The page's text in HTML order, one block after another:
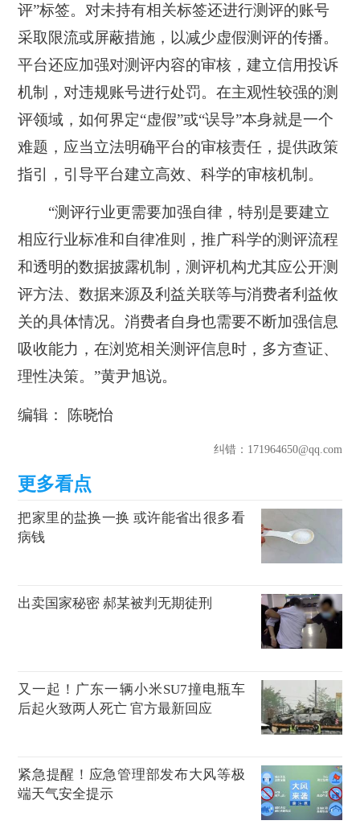
评”标签。对未持有相关标签还进行测评的账号
采取限流或屏蔽措施，以减少虚假测评的传播。
平台还应加强对测评内容的审核，建立信用投诉
机制，对违规账号进行处罚。在主观性较强的测
评领域，如何界定“虚假”或“误导”本身就是一个
难题，应当立法明确平台的审核责任，提供政策
指引，引导平台建立高效、科学的审核机制。
“测评行业更需要加强自律，特别是要建立
相应行业标准和自律准则，推广科学的测评流程
和透明的数据披露机制，测评机构尤其应公开测
评方法、数据来源及利益关联等与消费者利益攸
关的具体情况。消费者自身也需要不断加强信息
吸收能力，在浏览相关测评信息时，多方查证、
理性决策。”黄尹旭说。
编辑： 陈晓怡
纠错：171964650@qq.com
把家里的盐换一换 或许能省出很多看
病钱
出卖国家秘密 郝某被判无期徒刑
又一起！广东一辆小米SU7撞电瓶车
后起火致两人死亡 官方最新回应
紧急提醒！应急管理部发布大风等极
端天气安全提示